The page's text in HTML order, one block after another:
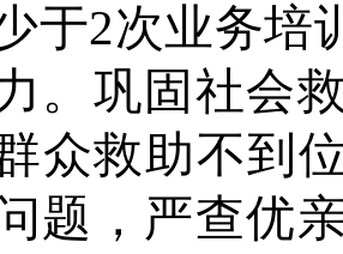
于2次业务培
。巩固社会
众救助不到
题，严查优